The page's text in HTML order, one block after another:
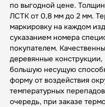
по выгодной цене.
ЛСТК от 0,8 мм до 2 мм.
маркировку на каждом
суказанием номера
покупателем.
деревянные конструкции,
большую несущую
форму от воздействия
температурных
очередь, при заказе